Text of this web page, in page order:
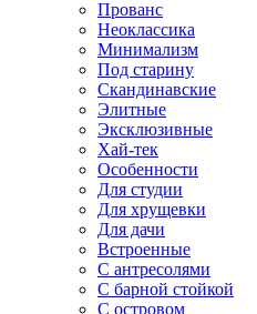
Прованс
Неоклассика
Минимализм
Под старину
Скандинавские
Элитные
Эксклюзивные
Хай-тек
Особенности
Для студии
Для хрущевки
Для дачи
Встроенные
С антресолями
С барной стойкой
С островом